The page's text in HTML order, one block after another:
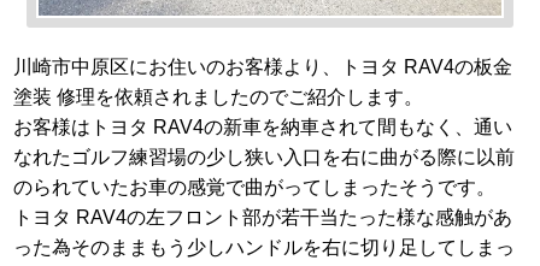
川崎市中原区にお住いのお客様より、トヨタ RAV4の板金
塗装 修理を依頼されましたのでご紹介します。
お客様はトヨタ RAV4の新車を納車されて間もなく、通い
なれたゴルフ練習場の少し狭い入口を右に曲がる際に以前
のられていたお車の感覚で曲がってしまったそうです。
トヨタ RAV4の左フロント部が若干当たった様な感触があ
った為そのままもう少しハンドルを右に切り足してしまっ